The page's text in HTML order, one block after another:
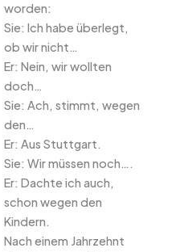
worden:
Sie: Ich habe überlegt,
ob wir nicht…
Er: Nein, wir wollten
doch…
Sie: Ach, stimmt, wegen
den…
Er: Aus Stuttgart.
Sie: Wir müssen noch….
Er: Dachte ich auch,
schon wegen den
Kindern.
Nach einem Jahrzehnt